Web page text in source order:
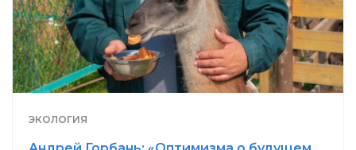
ЭКОЛОГИЯ